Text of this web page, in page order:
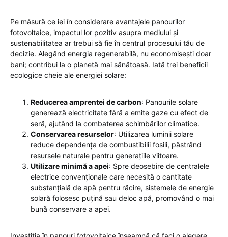
Pe măsură ce iei în considerare avantajele panourilor
fotovoltaice, impactul lor pozitiv asupra mediului și
sustenabilitatea ar trebui să fie în centrul procesului tău de
decizie. Alegând energia regenerabilă, nu economisești doar
bani; contribui la o planetă mai sănătoasă. Iată trei beneficii
ecologice cheie ale energiei solare:
Reducerea amprentei de carbon: Panourile solare
generează electricitate fără a emite gaze cu efect de
seră, ajutând la combaterea schimbărilor climatice.
Conservarea resurselor: Utilizarea luminii solare
reduce dependența de combustibilii fosili, păstrând
resursele naturale pentru generațiile viitoare.
Utilizare minimă a apei: Spre deosebire de centralele
electrice convenționale care necesită o cantitate
substanțială de apă pentru răcire, sistemele de energie
solară folosesc puțină sau deloc apă, promovând o mai
bună conservare a apei.